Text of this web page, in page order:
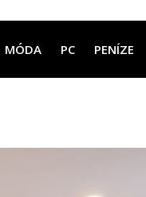
MÓDA PC PENÍZE